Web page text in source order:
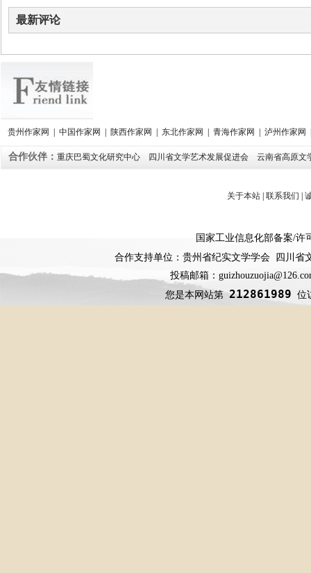
最新评论
贵州作家网 | 中国作家网 | 陕西作家网 | 东北作家网 | 青海作家网 | 泸州作家网
合作伙伴： 重庆巴蜀文化研究中心 四川省文学艺术发展促进会 云南省高原文
关于本站| 联系我们 |
国家工业信息化部备案/许
合作支持单位：贵州省纪实文学学会 四川
投稿邮箱：
您是本网站第212861989